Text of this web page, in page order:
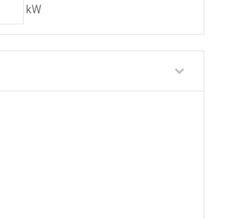
kW